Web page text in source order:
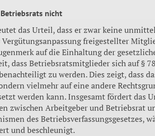
nicht
das Urteil, dass er zwar keine
freigestellter
auf die Einhaltung der
dass Betriebsratsmitglieder sich auf §
zu werden. Dies zeigt, dass
vielmehr auf eine andere
werden kann. Insgesamt fördert das
zwischen Arbeitgeber und Betriebsrat
des Betriebsverfassungsgesetzes,
und beschleunigt.